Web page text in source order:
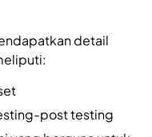
detail
post testing